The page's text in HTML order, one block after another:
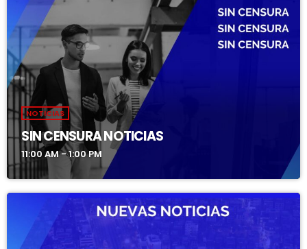
NOTICIAS
SIN CENSURA NOTICIAS
11:00 AM - 1:00 PM